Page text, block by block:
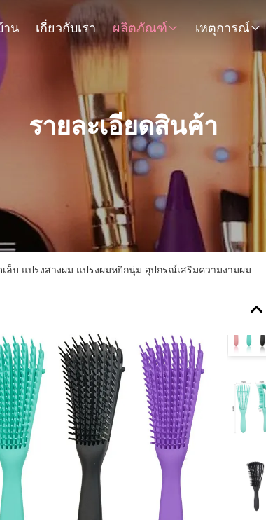
าน เกี่ยวกับเรา ผลิตภัณฑ์ เหตุการณ์
รายละเอียดสินค้า
ล็บ แปรงสางผม แปรงผมหยิกนุ่ม อุปกรณ์เสริมความงามผม